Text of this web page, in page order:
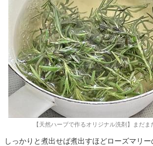
【天然ハーブで作るオリジナル洗剤】まだま
しっかりと煮出せば煮出すほどローズマリー